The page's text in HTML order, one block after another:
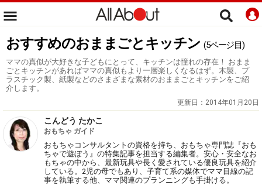
おすすめのおままごとキッチン (5ページ目)
ママの真似が大好きな子どもにとって、キッチンは憧れの存在！ おまま
ごとキッチンがあればママの真似もより一層楽しくなるはず。木製、プ
ラスチック製、紙製などのさまざまな素材のおままごとキッチンをご紹
介します。
更新日： 2014年01月20日
こんどう たかこ
おもちゃ ガイド
おもちゃコンサルタントの資格を持ち、おもちゃ専門誌『おも
ちゃで遊ぼう』の特集記事を担当する編集者。安心・安全なお
もちゃの中から、最新玩具や長く愛されている優良玩具を紹介
している。2児の母でもあり、子育て系の媒体でママ目線の記
事を執筆する他、ママ関連のプランニングも手掛ける。